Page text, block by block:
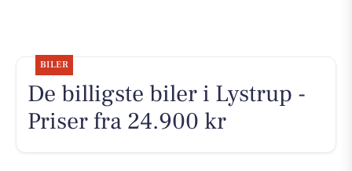
BILER
De billigste biler i Lystrup -
Priser fra 24.900 kr